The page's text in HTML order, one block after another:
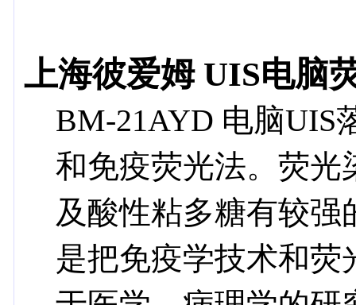
上海彼爱姆 UIS电脑
BM-21AYD 电脑UIS
和免疫荧光法。荧光
及酸性粘多糖有较
是把免疫学技术和